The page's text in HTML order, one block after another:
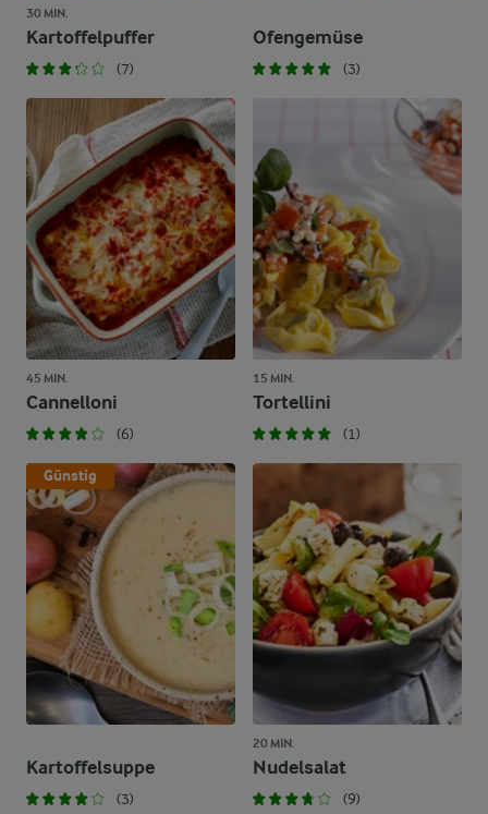
30 MIN.
Kartoffelpuffer
(7)
Ofengemüse
(3)
45 MIN.
Cannelloni
(6)
15 MIN.
Tortellini
(1)
Günstig
Kartoffelsuppe
(3)
20 MIN.
Nudelsalat
(9)